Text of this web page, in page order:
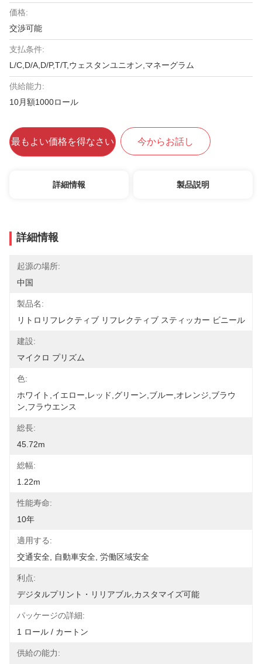
価格:
交渉可能
支払条件:
L/C,D/A,D/P,T/T,ウェスタンユニオン,マネーグラム
供給能力:
10月額1000ロール
最もよい価格を得なさい 今からお話し
詳細情報 製品説明
詳細情報
起源の場所:
中国
製品名:
リトロリフレクティブ リフレクティブ スティッカー ビニール
建設:
マイクロ プリズム
色:
ホワイト,イエロー,レッド,グリーン,ブルー,オレンジ,ブラウ
ン,フラウエンス
総長:
45.72m
総幅:
1.22m
性能寿命:
10年
適用する:
交通安全, 自動車安全, 労働区域安全
利点:
デジタルプリント・リリアブル,カスタマイズ可能
パッケージの詳細:
1 ロール / カートン
供給の能力: